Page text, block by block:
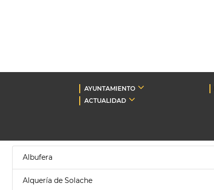
AYUNTAMIENTO
ACTUALIDAD
Albufera
Alquería de Solache